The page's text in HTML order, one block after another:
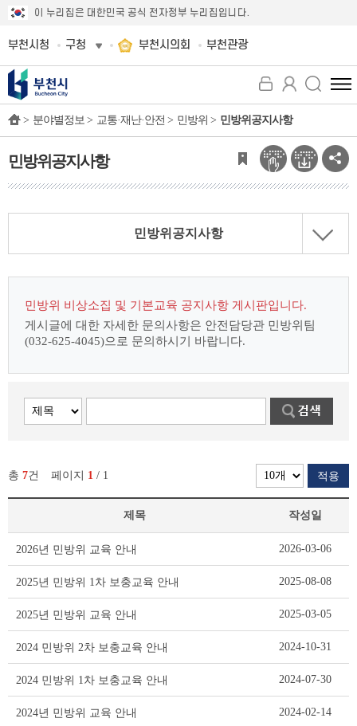
이 누리집은 대한민국 공식 전자정부 누리집입니다.
부천시청 구청 부천시의회 부천관광
전
체
뉴
보
기
> 분야별정보 > 교통·재난·안전 > 민방위 > 민방위공지사항
민방위공지사항
민방위공지사항
민방위 비상소집 및 기본교육 공지사항 게시판입니다.
게시글에 대한 자세한 문의사항은 안전담당관 민방위팀
(032-625-4045)으로 문의하시기 바랍니다.
총 7건 페이지 1 / 1 적용
공
사
리
트
이
제목 작성일
2026년 민방위 교육 안내 2026-03-06
2025년 민방위 1차 보충교육 안내 2025-08-08
2025년 민방위 교육 안내 2025-03-05
2024 민방위 2차 보충교육 안내 2024-10-31
2024 민방위 1차 보충교육 안내 2024-07-30
2024년 민방위 교육 안내 2024-02-14